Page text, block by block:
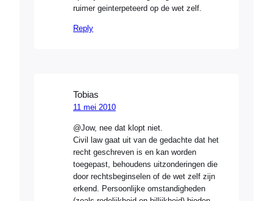
ruimer geinterpeteerd op de wet zelf.
Reply
Tobias
11 mei 2010
@Jow, nee dat klopt niet.
Civil law gaat uit van de gedachte dat het
recht geschreven is en kan worden
toegepast, behoudens uitzonderingen die
door rechtsbeginselen of de wet zelf zijn
erkend. Persoonlijke omstandigheden